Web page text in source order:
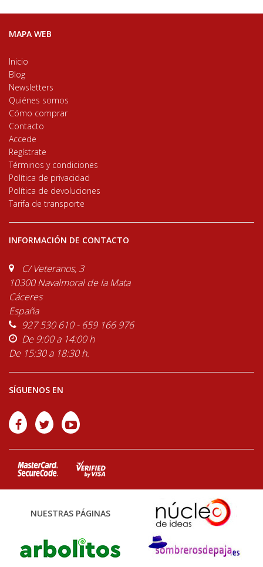
MAPA WEB
Inicio
Blog
Newsletters
Quiénes somos
Cómo comprar
Contacto
Accede
Regístrate
Términos y condiciones
Política de privacidad
Política de devoluciones
Tarifa de transporte
INFORMACIÓN DE CONTACTO
C/ Veteranos, 3
10300 Navalmoral de la Mata
Cáceres
España
927 530 610 - 659 166 976
De 9:00 a 14:00 h
De 15:30 a 18:30 h.
SÍGUENOS EN
NUESTRAS PÁGINAS